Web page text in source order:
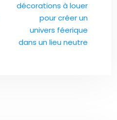
décorations à louer
pour créer un
univers féerique
dans un lieu neutre